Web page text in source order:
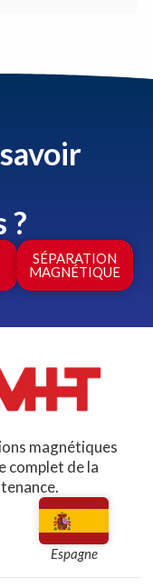
SÉPARATION
MAGNÉTIQUE
?
magnétiques
complet de la
Espagne